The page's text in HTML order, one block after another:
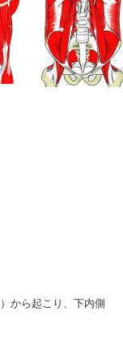
）から起こり、下内側